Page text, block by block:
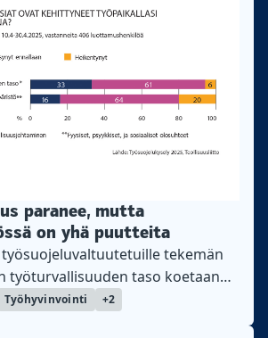
paranee, mutta
on yhä puutteita
tekemän
työturvallisuuden taso koetaan
Työhyvinvointi +2